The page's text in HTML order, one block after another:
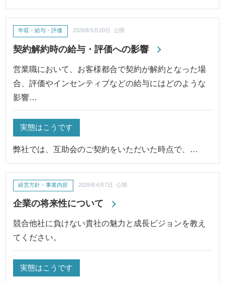
契約解約時の給与・評価への影響
年収・給与・評価 2026年5月20日 公開
営業職において、お客様都合で契約が解約となった場
合、評価やインセンティブなどの給与にはどのような
影響…
実態はこうです
弊社では、互助会のご契約をいただいた時点で、…
企業の将来性について
経営方針・事業内容 2026年4月7日 公開
競合他社に負けない貴社の魅力と成長ビジョンを教え
てください。
実態はこうです